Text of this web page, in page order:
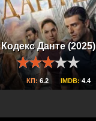
Кодекс Данте (2025)
КП: 6.2 IMDB:4.4